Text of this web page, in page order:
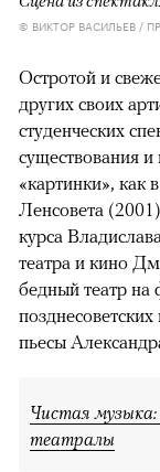
© ВИКТОР ВАСИЛЬЕВ /
Остротой и
других своих
студенческих
существования
«картинки», как
Ленсовета
курса
театра и кино
бедный театр на
пьесы
Чистая
театралы